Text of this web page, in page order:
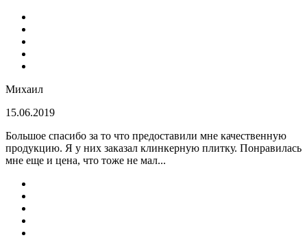
Михаил
15.06.2019
Большое спасибо за то что предоставили мне качественную
продукцию. Я у них заказал клинкерную плитку. Понравилась
мне еще и цена, что тоже не мал...